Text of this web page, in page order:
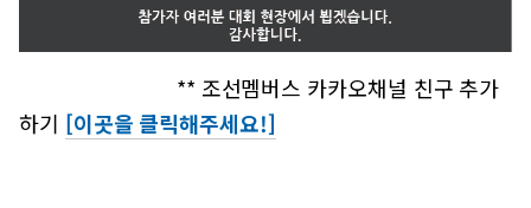
** 조선멤버스 카카오채널 친구 추가
하기 [이곳을 클릭해주세요!]